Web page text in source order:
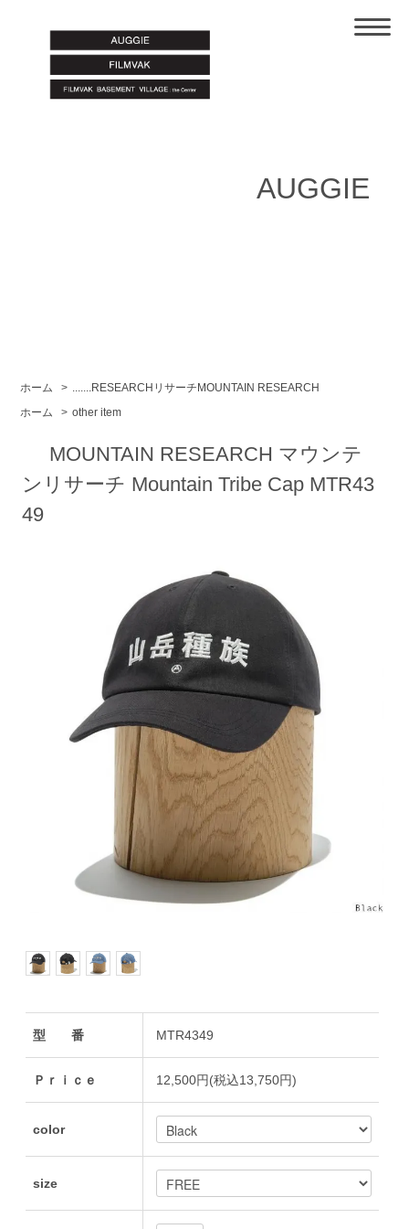
AUGGIE
ホーム > .......RESEARCHリサーチMOUNTAIN RESEARCH
ホーム
> other item
MOUNTAIN RESEARCH マウンテ
ンリサーチ Mountain Tribe Cap MTR43
49
型 番 MTR4349
Ｐｒｉｃｅ 12,500円(税込13,750円)
color
size